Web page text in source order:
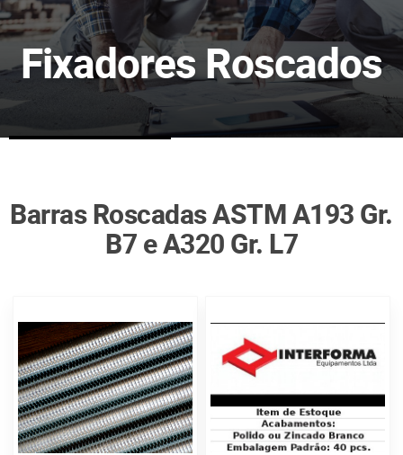
Fixadores Roscados
Barras Roscadas ASTM A193 Gr.
B7 e A320 Gr. L7